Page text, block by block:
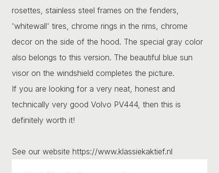
rosettes, stainless steel frames on the fenders,
'whitewall' tires, chrome rings in the rims, chrome
decor on the side of the hood. The special gray color
also belongs to this version. The beautiful blue sun
visor on the windshield completes the picture.
If you are looking for a very neat, honest and
technically very good Volvo PV444, then this is
definitely worth it!
See our website https://www.klassiekaktief.nl